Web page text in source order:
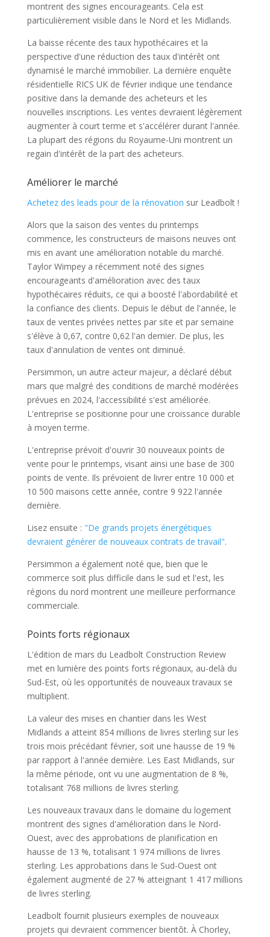
montrent des signes encourageants. Cela est
particulièrement visible dans le Nord et les Midlands.
La baisse récente des taux hypothécaires et la
perspective d'une réduction des taux d'intérêt ont
dynamisé le marché immobilier. La dernière enquête
résidentielle RICS UK de février indique une tendance
positive dans la demande des acheteurs et les
nouvelles inscriptions. Les ventes devraient légèrement
augmenter à court terme et s'accélérer durant l'année.
La plupart des régions du Royaume-Uni montrent un
regain d'intérêt de la part des acheteurs.
Améliorer le marché
Achetez des leads pour de la rénovation sur Leadbolt !
Alors que la saison des ventes du printemps
commence, les constructeurs de maisons neuves ont
mis en avant une amélioration notable du marché.
Taylor Wimpey a récemment noté des signes
encourageants d'amélioration avec des taux
hypothécaires réduits, ce qui a boosté l'abordabilité et
la confiance des clients. Depuis le début de l'année, le
taux de ventes privées nettes par site et par semaine
s'élève à 0,67, contre 0,62 l'an dernier. De plus, les
taux d'annulation de ventes ont diminué.
Persimmon, un autre acteur majeur, a déclaré début
mars que malgré des conditions de marché modérées
prévues en 2024, l'accessibilité s'est améliorée.
L'entreprise se positionne pour une croissance durable
à moyen terme.
L'entreprise prévoit d'ouvrir 30 nouveaux points de
vente pour le printemps, visant ainsi une base de 300
points de vente. Ils prévoient de livrer entre 10 000 et
10 500 maisons cette année, contre 9 922 l'année
dernière.
Lisez ensuite : "De grands projets énergétiques
devraient générer de nouveaux contrats de travail".
Persimmon a également noté que, bien que le
commerce soit plus difficile dans le sud et l'est, les
régions du nord montrent une meilleure performance
commerciale.
Points forts régionaux
L'édition de mars du Leadbolt Construction Review
met en lumière des points forts régionaux, au-delà du
Sud-Est, où les opportunités de nouveaux travaux se
multiplient.
La valeur des mises en chantier dans les West
Midlands a atteint 854 millions de livres sterling sur les
trois mois précédant février, soit une hausse de 19 %
par rapport à l'année dernière. Les East Midlands, sur
la même période, ont vu une augmentation de 8 %,
totalisant 768 millions de livres sterling.
Les nouveaux travaux dans le domaine du logement
montrent des signes d'amélioration dans le Nord-
Ouest, avec des approbations de planification en
hausse de 13 %, totalisant 1 974 millions de livres
sterling. Les approbations dans le Sud-Ouest ont
également augmenté de 27 % atteignant 1 417 millions
de livres sterling.
Leadbolt fournit plusieurs exemples de nouveaux
projets qui devraient commencer bientôt. À Chorley,